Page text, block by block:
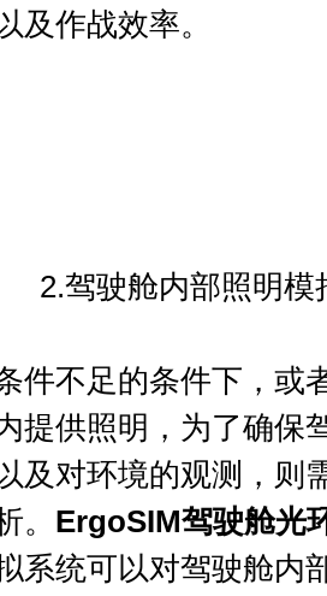
及作战效率。
2.驾驶舱内部照明模
不足的条件下，或
提供照明，为了确保
及对环境的观测，则
。 ErgoSIM驾驶舱光
系统可以对驾驶舱内